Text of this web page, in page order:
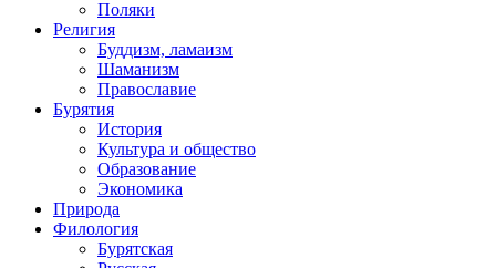
Поляки
Религия
Буддизм, ламаизм
Шаманизм
Православие
Бурятия
История
Культура и общество
Образование
Экономика
Природа
Филология
Бурятская